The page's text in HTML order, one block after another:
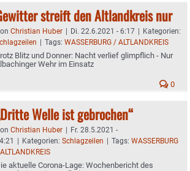
streift den Altlandkreis nur
Christian Huber | Di. 22.6.2021 - 6:17 | Kategorien:
| Tags: WASSERBURG / ALTLANDKREIS
Blitz und Donner: Nacht verlief glimpflich - Nur
Wehr im Einsatz
0
Welle ist gebrochen“
Christian Huber | Fr. 28.5.2021 -
| Kategorien: Schlagzeilen | Tags: WASSERBURG
aktuelle Corona-Lage: Wochenbericht des